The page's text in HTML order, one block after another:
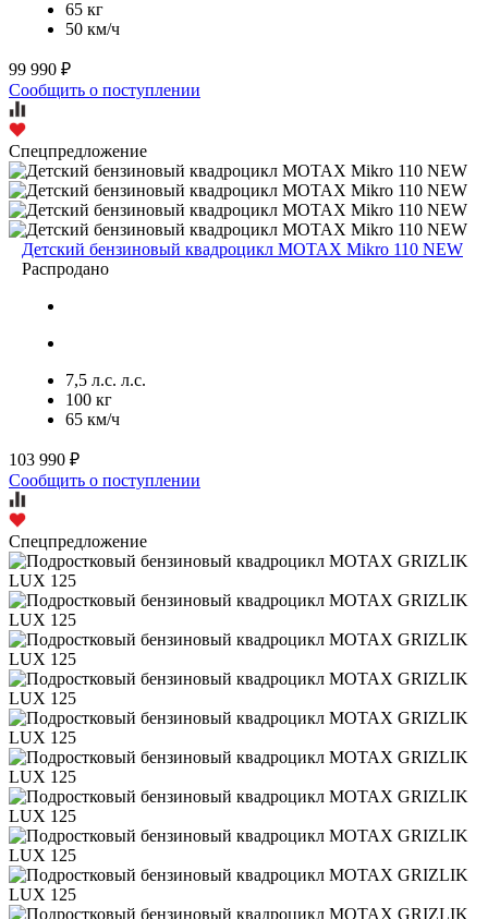
65 кг
50 км/ч
99 990 ₽
Сообщить о поступлении
Спецпредложение
Детский бензиновый квадроцикл MOTAX Mikro 110 NEW
Распродано
7,5 л.с. л.с.
100 кг
65 км/ч
103 990 ₽
Сообщить о поступлении
Спецпредложение